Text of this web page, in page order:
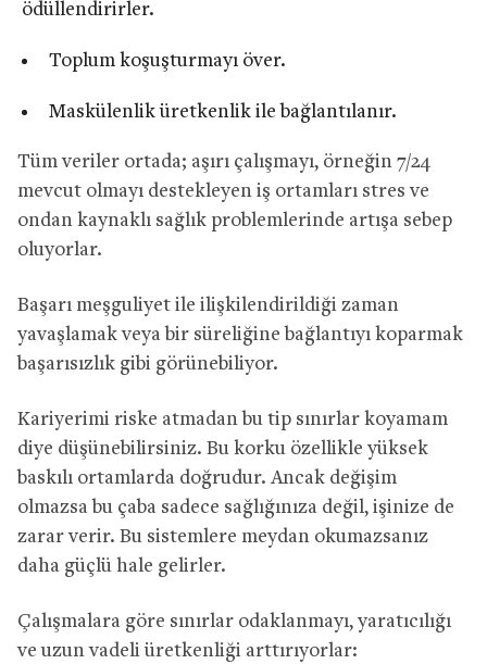
ödüllendirirler.
Toplum koşuşturmayı över.
Maskülenlik üretkenlik ile bağlantılanır.
Tüm veriler ortada; aşırı çalışmayı, örneğin 7/24
mevcut olmayı destekleyen iş ortamları stres ve
ondan kaynaklı sağlık problemlerinde artışa sebep
oluyorlar.
Başarı meşguliyet ile ilişkilendirildiği zaman
yavaşlamak veya bir süreliğine bağlantıyı koparmak
başarısızlık gibi görünebiliyor.
Kariyerimi riske atmadan bu tip sınırlar koyamam
diye düşünebilirsiniz. Bu korku özellikle yüksek
baskılı ortamlarda doğrudur. Ancak değişim
olmazsa bu çaba sadece sağlığınıza değil, işinize de
zarar verir. Bu sistemlere meydan okumazsanız
daha güçlü hale gelirler.
Çalışmalara göre sınırlar odaklanmayı, yaratıcılığı
ve uzun vadeli üretkenliği arttırıyorlar: